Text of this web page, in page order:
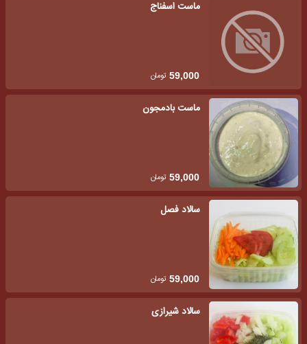
ماست اسفناج
59,000 تومان
ماست بادمجون
59,000 تومان
سالاد فصل
59,000 تومان
سالاد شیرازی